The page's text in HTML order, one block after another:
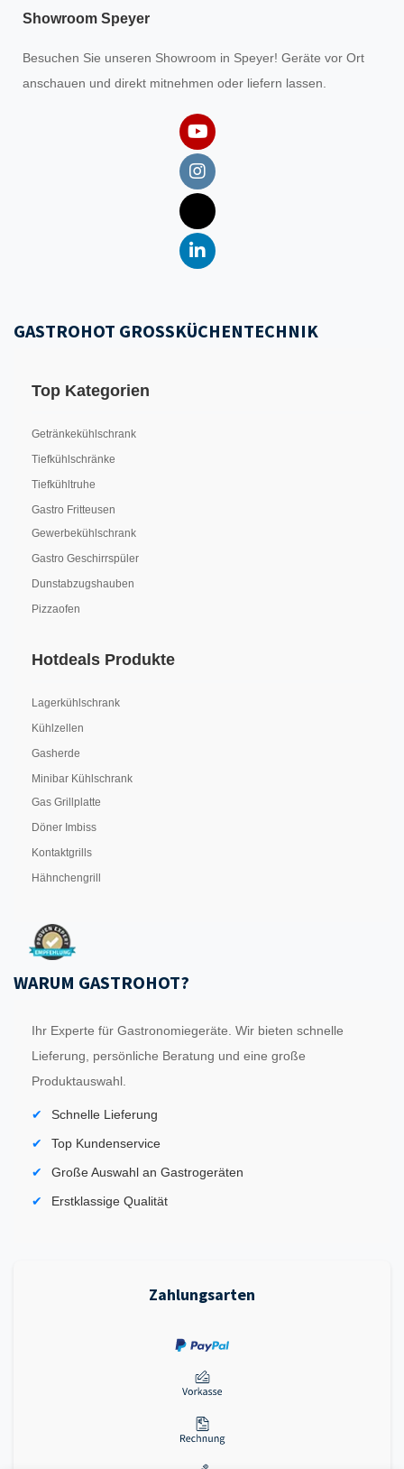
Showroom Speyer
Besuchen Sie unseren Showroom in Speyer! Geräte vor Ort
anschauen und direkt mitnehmen oder liefern lassen.
GASTROHOT GROSSKÜCHENTECHNIK
Top Kategorien
Getränkekühlschrank
Tiefkühlschränke
Tiefkühltruhe
Gastro Fritteusen
Gewerbekühlschrank
Gastro Geschirrspüler
Dunstabzugshauben
Pizzaofen
Hotdeals Produkte
Lagerkühlschrank
Kühlzellen
Gasherde
Minibar Kühlschrank
Gas Grillplatte
Döner Imbiss
Kontaktgrills
Hähnchengrill
WARUM GASTROHOT?
Ihr Experte für Gastronomiegeräte. Wir bieten schnelle
Lieferung, persönliche Beratung und eine große
Produktauswahl.
Schnelle Lieferung
Top Kundenservice
Große Auswahl an Gastrogeräten
Erstklassige Qualität
Zahlungsarten